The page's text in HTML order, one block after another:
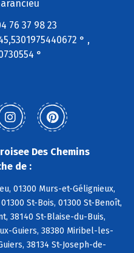
76 37 98 23
° ,
°
Des Chemins
de :
01300 Murs-et-Gélignieux,
St-Bois, 01300 St-Benoît,
38140 St-Blaise-du-Buis,
Guiers, 38380 Miribel-les-
38134 St-Joseph-de-